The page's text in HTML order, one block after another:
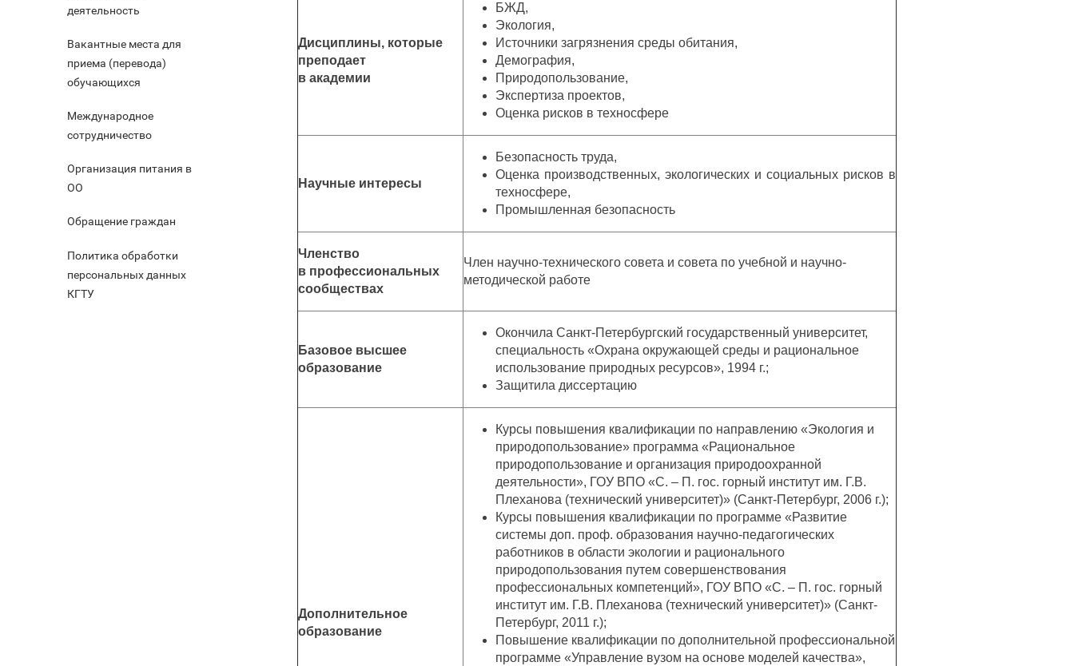
деятельность
Вакантные места для
приема (перевода)
обучающихся
Международное
сотрудничество
Организация питания в
ОО
Обращение граждан
Политика обработки
персональных данных
КГТУ
Дисциплины, которые
преподает
в академии
БЖД,
Экология,
Источники загрязнения среды обитания,
Демография,
Природопользование,
Экспертиза проектов,
Оценка рисков в техносфере
Научные интересы
Безопасность труда,
Оценка производственных, экологических и социальных рисков в
техносфере,
Промышленная безопасность
Членство
в профессиональных
сообществах
Член научно-технического совета и совета по учебной и научно-
методической работе
Базовое высшее
образование
Окончила Санкт-Петербургский государственный университет,
специальность «Охрана окружающей среды и рациональное
использование природных ресурсов», 1994 г.;
Защитила диссертацию
Дополнительное
образование
Курсы повышения квалификации по направлению «Экология и
природопользование» программа «Рациональное
природопользование и организация природоохранной
деятельности», ГОУ ВПО «С. – П. гос. горный институт им. Г.В.
Плеханова (технический университет)» (Санкт-Петербург, 2006 г.);
Курсы повышения квалификации по программе «Развитие
системы доп. проф. образования научно-педагогических
работников в области экологии и рационального
природопользования путем совершенствования
профессиональных компетенций», ГОУ ВПО «С. – П. гос. горный
институт им. Г.В. Плеханова (технический университет)» (Санкт-
Петербург, 2011 г.);
Повышение квалификации по дополнительной профессиональной
программе «Управление вузом на основе моделей качества»,